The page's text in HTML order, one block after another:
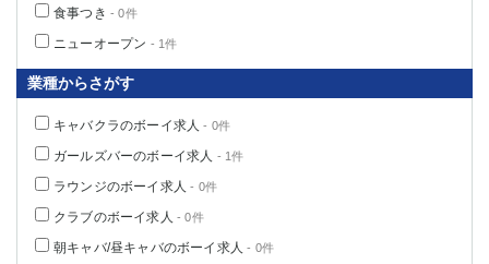
食事つき - 0件
ニューオープン - 1件
業種からさがす
キャバクラのボーイ求人 - 0件
ガールズバーのボーイ求人 - 1件
ラウンジのボーイ求人 - 0件
クラブのボーイ求人 - 0件
朝キャバ/昼キャバのボーイ求人 - 0件